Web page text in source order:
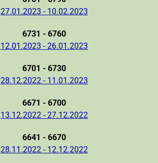
27.01.2023 - 10.02.2023
6731 - 6760
12.01.2023 - 26.01.2023
6701 - 6730
28.12.2022 - 11.01.2023
6671 - 6700
13.12.2022 - 27.12.2022
6641 - 6670
28.11.2022 - 12.12.2022